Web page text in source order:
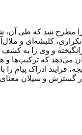
مطرح شد که طی آن،
کلیشه‌ای و
و وی را به
می‌دهد که ترکیب‌ها
ادراک پیام را
گسترش و سیلان